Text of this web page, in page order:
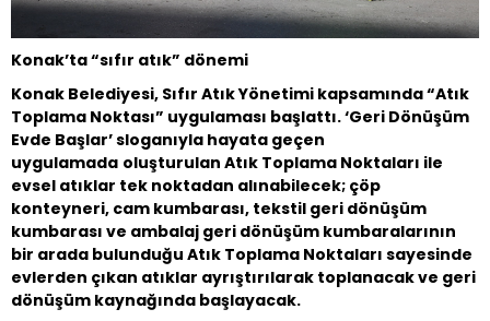
Konak’ta “sıfır atık” dönemi
Konak Belediyesi, Sıfır Atık Yönetimi kapsamında “Atık
Toplama Noktası” uygulaması başlattı. ‘Geri Dönüşüm
Evde Başlar’ sloganıyla hayata geçen
uygulamada oluşturulan Atık Toplama Noktaları ile
evsel atıklar tek noktadan alınabilecek; çöp
konteyneri, cam kumbarası, tekstil geri dönüşüm
kumbarası ve ambalaj geri dönüşüm kumbaralarının
bir arada bulunduğu Atık Toplama Noktaları sayesinde
evlerden çıkan atıklar ayrıştırılarak toplanacak ve geri
dönüşüm kaynağında başlayacak.